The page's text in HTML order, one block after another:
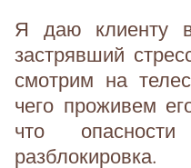
Я даю клиенту
застрявший
смотрим на
чего проживем
что
разблокировка.